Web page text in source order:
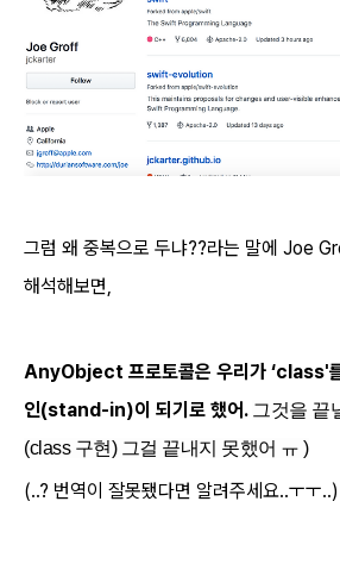
그럼 왜 중복으로 두냐??라는 말에 Joe
해석해보면,
AnyObject 프로토콜은 우리가 ‘class'를
인(stand-in)이 되기로 했어 . 그것을 끝
(class 구현) 그걸 끝내지 못했어 ㅠ )
(..? 번역이 잘못됐다면 알려주세요..ㅜㅜ..)